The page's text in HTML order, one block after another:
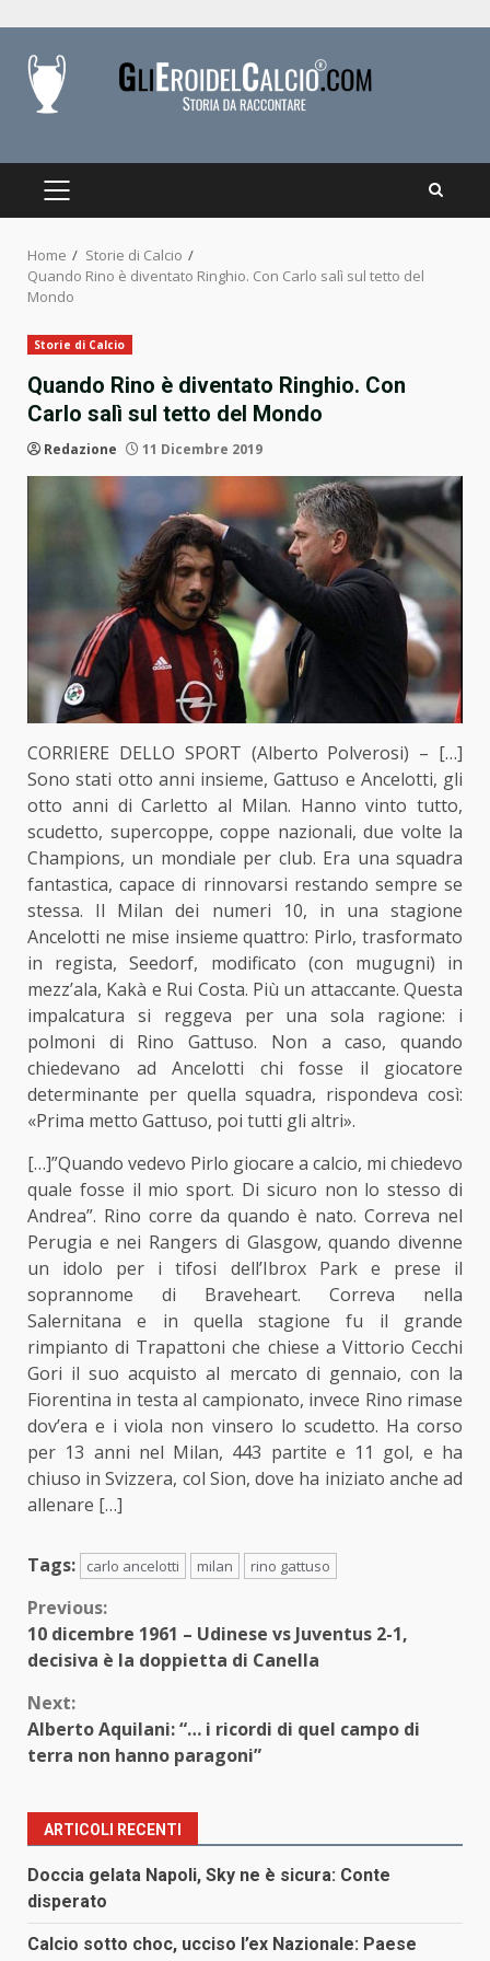
content
PRIMARY
Home
Storie di Calcio
Quando Rino è diventato Ringhio. Con Carlo salì sul tetto del
Mondo
Storie di Calcio
Quando Rino è diventato Ringhio. Con
Carlo salì sul tetto del Mondo
Redazione 11 Dicembre 2019
CORRIERE DELLO SPORT (Alberto Polverosi) – […]
Sono stati otto anni insieme, Gattuso e Ancelotti, gli
otto anni di Carletto al Milan. Hanno vinto tutto,
scudetto, supercoppe, coppe nazionali, due volte la
Champions, un mondiale per club. Era una squadra
fantastica, capace di rinnovarsi restando sempre se
stessa. Il Milan dei numeri 10, in una stagione
Ancelotti ne mise insieme quattro: Pirlo, trasformato
in regista, Seedorf, modificato (con mugugni) in
mezz’ala, Kakà e Rui Costa. Più un attaccante. Questa
impalcatura si reggeva per una sola ragione: i
polmoni di Rino Gattuso. Non a caso, quando
chiedevano ad Ancelotti chi fosse il giocatore
determinante per quella squadra, rispondeva così:
«Prima metto Gattuso, poi tutti gli altri».
[…]”Quando vedevo Pirlo giocare a calcio, mi chiedevo
quale fosse il mio sport. Di sicuro non lo stesso di
Andrea”. Rino corre da quando è nato. Correva nel
Perugia e nei Rangers di Glasgow, quando divenne
un idolo per i tifosi dell’Ibrox Park e prese il
soprannome di Braveheart. Correva nella
Salernitana e in quella stagione fu il grande
rimpianto di Trapattoni che chiese a Vittorio Cecchi
Gori il suo acquisto al mercato di gennaio, con la
Fiorentina in testa al campionato, invece Rino rimase
dov’era e i viola non vinsero lo scudetto. Ha corso
per 13 anni nel Milan, 443 partite e 11 gol, e ha
chiuso in Svizzera, col Sion, dove ha iniziato anche ad
allenare […]
Tags: carlo ancelotti milan rino gattuso
Continue
Reading
Previous:
10 dicembre 1961 – Udinese vs Juventus 2-1,
decisiva è la doppietta di Canella
Next:
Alberto Aquilani: “… i ricordi di quel campo di
terra non hanno paragoni”
ARTICOLI RECENTI
Doccia gelata Napoli, Sky ne è sicura: Conte
disperato
Calcio sotto choc, ucciso l’ex Nazionale: Paese